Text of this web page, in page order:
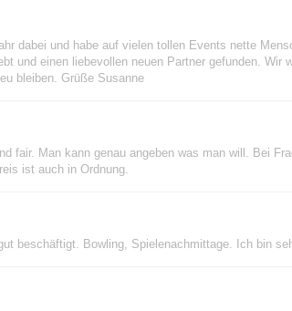
dabei und habe auf vielen tollen Events nette
und einen liebevollen neuen Partner gefunden. Wir
bleiben. Grüße Susanne
fair. Man kann genau angeben was man will. Bei
ist auch in Ordnung.
beschäftigt. Bowling, Spielenachmittage. Ich bin